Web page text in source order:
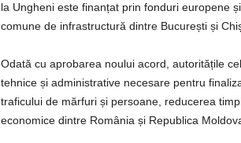
la Ungheni este finanțat prin fonduri europene
comune de infrastructură dintre București și
Odată cu aprobarea noului acord, autoritățile
tehnice și administrative necesare pentru
traficului de mărfuri și persoane, reducerea
economice dintre România și Republica